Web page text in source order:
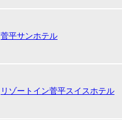
菅平サンホテル
リゾートイン菅平スイスホテル